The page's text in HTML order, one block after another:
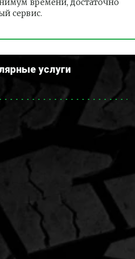
времени, достаточно
сервис.
услуги